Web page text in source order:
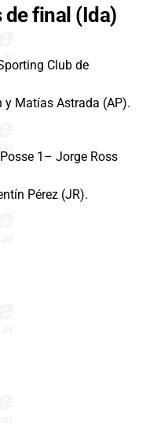
de final (Ida)
Club de
y Matías Astrada (AP).
1– Jorge Ross
Pérez (JR).